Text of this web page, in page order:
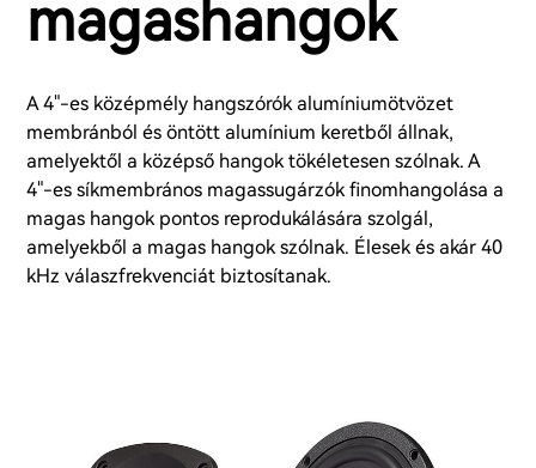
magashangok
A 4"-es középmély hangszórók alumíniumötvözet
membránból és öntött alumínium keretből állnak,
amelyektől a középső hangok tökéletesen szólnak. A
4"-es síkmembrános magassugárzók finomhangolása a
magas hangok pontos reprodukálására szolgál,
amelyekből a magas hangok szólnak. Élesek és akár 40
kHz válaszfrekvenciát biztosítanak.